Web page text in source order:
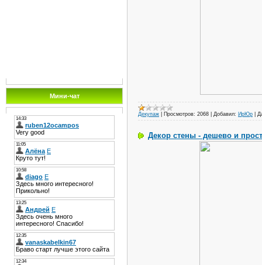
Мини-чат
Декупаж Просмотров: 2068 Добавил: ИрЮр
Декор стены - дешево и